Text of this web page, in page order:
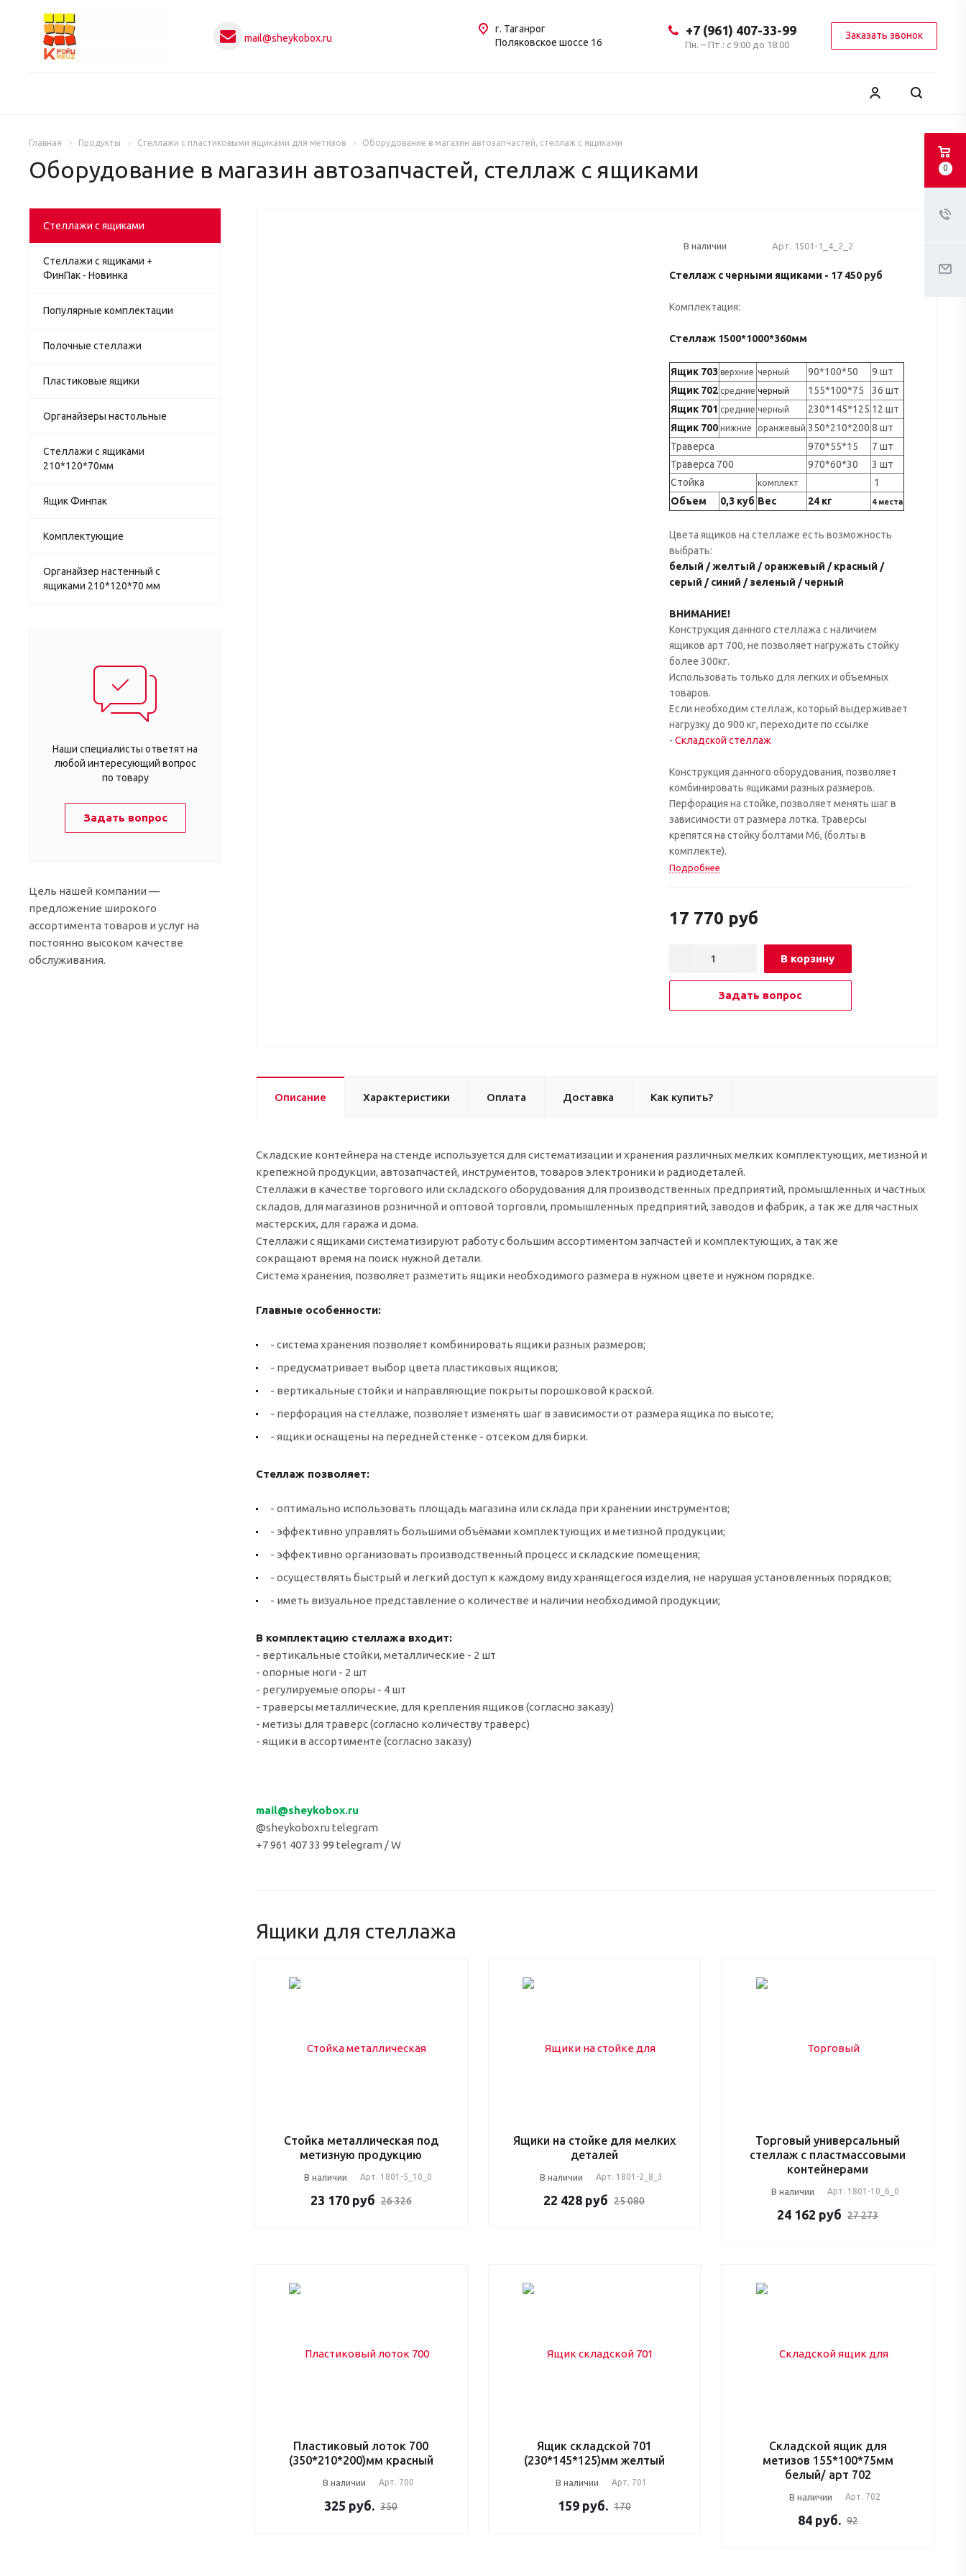
mail@sheykobox.ru
+7 (961) 407-33-99
Пн. – Пт.: с 9:00 до 18:00
Заказать звонок
г. Таганрог
Поляковское шоссе 16
Главная Продукты Стеллажи с пластиковыми ящиками для метизов Оборудование в магазин автозапчастей, стеллаж с ящиками
Оборудование в магазин автозапчастей, стеллаж с ящиками
В наличии Арт. 1501-1_4_2_2
Стеллаж с черными ящиками - 17 450 руб
Комплектация:
Стеллаж 1500*1000*360мм
Ящик 703 верхние черный 90*100*50
9 шт
Ящик 702 средние черный 155*100*75
36 шт
Ящик 701 средние черный 230*145*125 12 шт
Ящик 700 нижние оранжевый 350*210*200 8 шт
Траверса
970*55*15
7 шт
Траверса 700
970*60*30
3 шт
Стойка
комплект
1
Объем
0,3 куб Вес 24 кг 4 места
Цвета ящиков на стеллаже есть возможность
выбрать:
белый / желтый / оранжевый / красный /
серый / синий / зеленый / черный
ВНИМАНИЕ!
Конструкция данного стеллажа с наличием
ящиков арт 700, не позволяет нагружать стойку
более 300кг.
Использовать только для легких и объемных
товаров.
Если необходим стеллаж, который выдерживает
нагрузку до 900 кг, переходите по ссылке
- Складской стеллаж
Конструкция данного оборудования, позволяет
комбинировать ящиками разных размеров.
Перфорация на стойке, позволяет менять шаг в
зависимости от размера лотка. Траверсы
крепятся на стойку болтами М6, (болты в
комплекте).
Подробнее
17 770 руб
В корзину
Задать вопрос
Описание Характеристики Оплата Доставка Как купить?
Складские контейнера на стенде используется для систематизации и хранения различных мелких комплектующих, метизной и
крепежной продукции, автозапчастей, инструментов, товаров электроники и радиодеталей.
Стеллажи в качестве торгового или складского оборудования для производственных предприятий, промышленных и частных
складов, для магазинов розничной и оптовой торговли, промышленных предприятий, заводов и фабрик, а так же для частных
мастерских, для гаража и дома.
Стеллажи с ящиками систематизируют работу с большим ассортиментом запчастей и комплектующих, а так же
сокращают время на поиск нужной детали.
Система хранения, позволяет разметить ящики необходимого размера в нужном цвете и нужном порядке.
Главные особенности:
- система хранения позволяет комбинировать ящики разных размеров;
- предусматривает выбор цвета пластиковых ящиков;
- вертикальные стойки и направляющие покрыты порошковой краской.
- перфорация на стеллаже, позволяет изменять шаг в зависимости от размера ящика по высоте;
- ящики оснащены на передней стенке - отсеком для бирки.
Стеллаж позволяет:
- оптимально использовать площадь магазина или склада при хранении инструментов;
- эффективно управлять большими объёмами комплектующих и метизной продукции;
- эффективно организовать производственный процесс и складские помещения;
- осуществлять быстрый и легкий доступ к каждому виду хранящегося изделия, не нарушая установленных порядков;
- иметь визуальное представление о количестве и наличии необходимой продукции;
В комплектацию стеллажа входит:
- вертикальные стойки, металлические - 2 шт
- опорные ноги - 2 шт
- регулируемые опоры - 4 шт
- траверсы металлические, для крепления ящиков (согласно заказу)
- метизы для траверс (согласно количеству траверс)
- ящики в ассортименте (согласно заказу)
mail@sheykobox.ru
@sheykoboxru telegram
+7 961 407 33 99 telegram / W
Ящики для стеллажа
Стойка металлическая под
метизную продукцию
В наличии Арт. 1801-5_10_0
23 170 руб 26 326
Ящики на стойке для мелких
деталей
В наличии Арт. 1801-2_8_3
22 428 руб 25 080
Торговый универсальный
стеллаж с пластмассовыми
контейнерами
В наличии Арт. 1801-10_6_0
24 162 руб 27 273
Пластиковый лоток 700
(350*210*200)мм красный
В наличии Арт. 700
325 руб. 350
Ящик складской 701
(230*145*125)мм желтый
В наличии Арт. 701
159 руб. 170
Складской ящик для
метизов 155*100*75мм
белый/ арт 702
В наличии Арт. 702
84 руб. 92
Стеллажи с ящиками
Стеллажи с ящиками +
ФинПак - Новинка
Популярные комплектации
Полочные стеллажи
Пластиковые ящики
Органайзеры настольные
Стеллажи с ящиками
210*120*70мм
Ящик Финпак
Комплектующие
Органайзер настенный с
ящиками 210*120*70 мм
Наши специалисты ответят на
любой интересующий вопрос
по товару
Задать вопрос
Цель нашей компании —
предложение широкого
ассортимента товаров и услуг на
постоянно высоком качестве
обслуживания.
0